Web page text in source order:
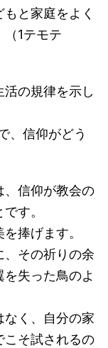
と家庭をよく
1テモテ
の規律を示し
、信仰がどう
、信仰が教会の
す。
捧げます。
、その祈りの余
失った鳥のよ
く、自分の家
こそ試されるの